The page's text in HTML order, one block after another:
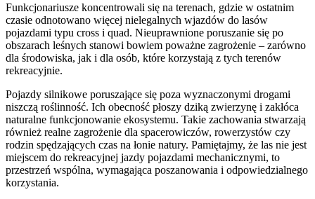
Funkcjonariusze koncentrowali się na terenach, gdzie w ostatnim
czasie odnotowano więcej nielegalnych wjazdów do lasów
pojazdami typu cross i quad. Nieuprawnione poruszanie się po
obszarach leśnych stanowi bowiem poważne zagrożenie – zarówno
dla środowiska, jak i dla osób, które korzystają z tych terenów
rekreacyjnie.
Pojazdy silnikowe poruszające się poza wyznaczonymi drogami
niszczą roślinność. Ich obecność płoszy dziką zwierzynę i zakłóca
naturalne funkcjonowanie ekosystemu. Takie zachowania stwarzają
również realne zagrożenie dla spacerowiczów, rowerzystów czy
rodzin spędzających czas na łonie natury. Pamiętajmy, że las nie jest
miejscem do rekreacyjnej jazdy pojazdami mechanicznymi, to
przestrzeń wspólna, wymagająca poszanowania i odpowiedzialnego
korzystania.